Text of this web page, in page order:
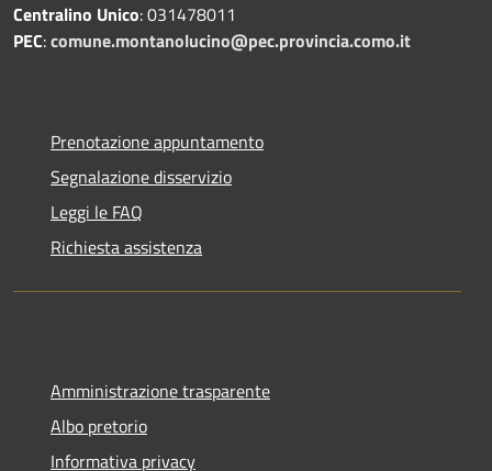
Centralino Unico: 031478011
PEC:comune.montanolucino@pec.provincia.como.it
Prenotazione appuntamento
Segnalazione disservizio
Leggi le FAQ
Richiesta assistenza
Amministrazione trasparente
Albo pretorio
Informativa privacy